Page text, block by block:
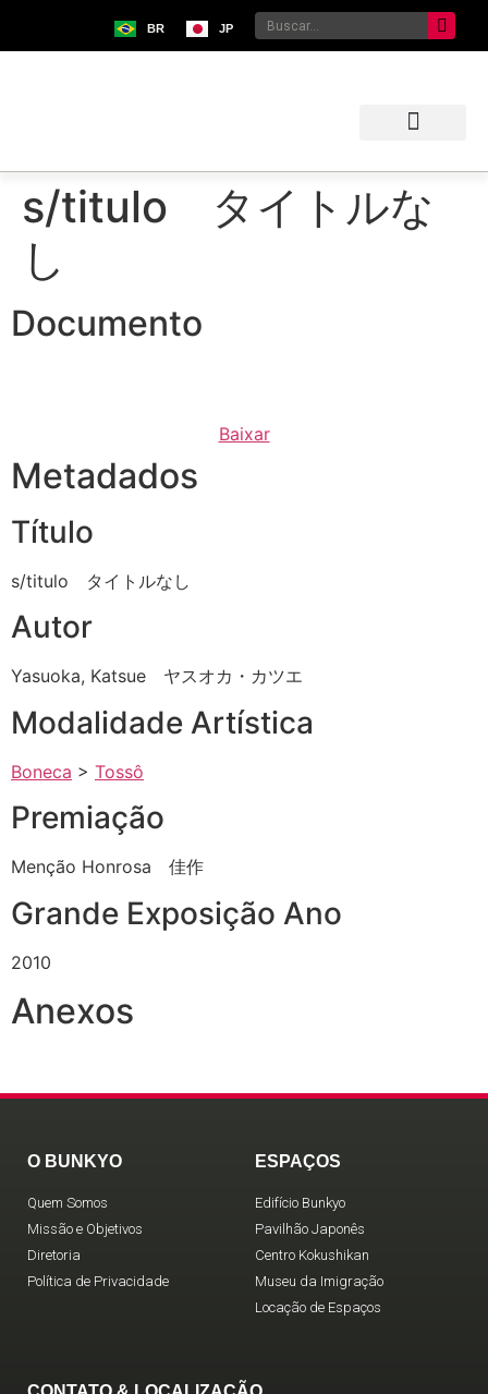
BR JP
s/titulo タイトルな
し
Documento
Baixar
Metadados
Título
s/titulo タイトルなし
Autor
Yasuoka, Katsue ヤスオカ・カツエ
Modalidade Artística
Boneca > Tossô
Premiação
Menção Honrosa 佳作
Grande Exposição Ano
2010
Anexos
O BUNKYO
Quem Somos
Missão e Objetivos
Diretoria
Política de Privacidade
ESPAÇOS
Edifício Bunkyo
Pavilhão Japonês
Centro Kokushikan
Museu da Imigração
Locação de Espaços